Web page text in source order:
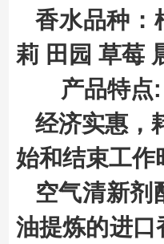
香水品种：
莉 田园 草莓
产品特点:
经济实惠，
始和结束工作
空气清新剂
油提炼的进口